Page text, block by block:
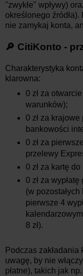
"zwykłe" wpływy)
określonego
nie zamykaj konta,
🔎 CitiKonto -
Charakterystyka
klarowna:
0 zł za
warunków);
0 zł za
bankowości
0 zł za
przelewy
0 zł za kartę
0 zł za
(w
pierwsze 4
8 zł).
Podczas
uwagę, by nie
płatne), takich jak